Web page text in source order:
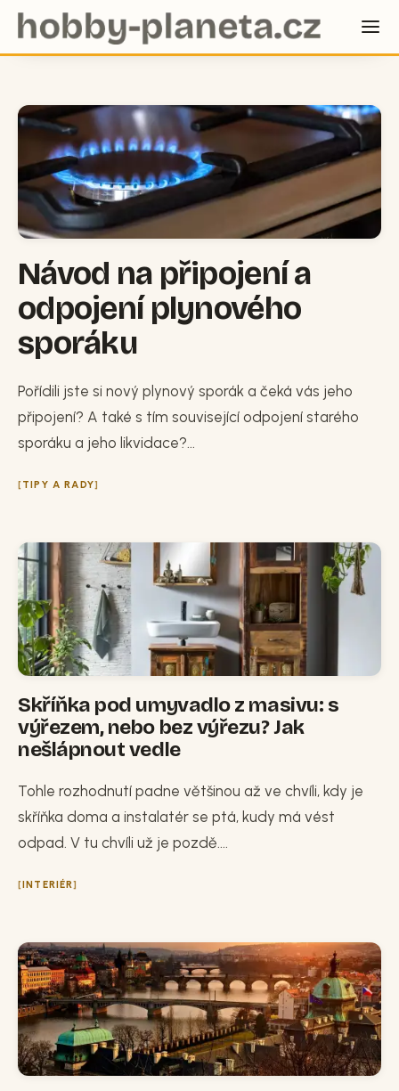
Návod na připojení a
odpojení plynového
sporáku
Pořídili jste si nový plynový sporák a čeká vás jeho
připojení? A také s tím související odpojení starého
sporáku a jeho likvidace?...
TIPY A RADY
Skříňka pod umyvadlo z masivu: s
výřezem, nebo bez výřezu? Jak
nešlápnout vedle
Tohle rozhodnutí padne většinou až ve chvíli, kdy je
skříňka doma a instalatér se ptá, kudy má vést
odpad. V tu chvíli už je pozdě....
INTERIÉR